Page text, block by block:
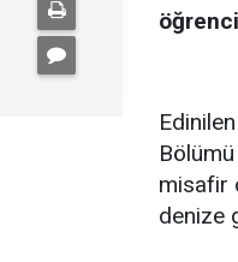
misafir
denize